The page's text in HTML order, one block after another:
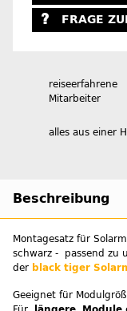
FRAGE
reiseerfahrene
Mitarbeiter
alles aus einer
Beschreibung
Montagesatz für
schwarz - passend zu
der black tiger
Geeignet für